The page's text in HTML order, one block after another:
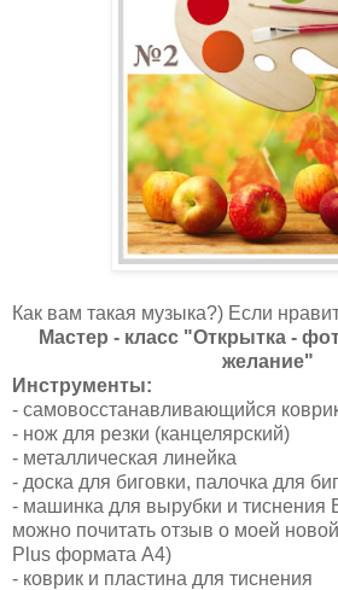
Как вам такая музыка?) Если
Мастер - класс "Открытка -
желание"
Инструменты:
- самовосстанавливающийся
- нож для резки (канцелярский)
- металлическая линейка
- доска для биговки, палочка для
- машинка для вырубки и тиснения
можно почитать отзыв о моей
Plus формата А4)
- коврик и пластина для тиснения